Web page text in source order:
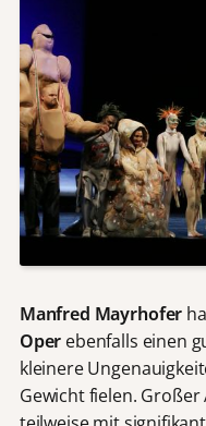
Manfred Mayrhofer
Oper ebenfalls einen
kleinere
Gewicht fielen.